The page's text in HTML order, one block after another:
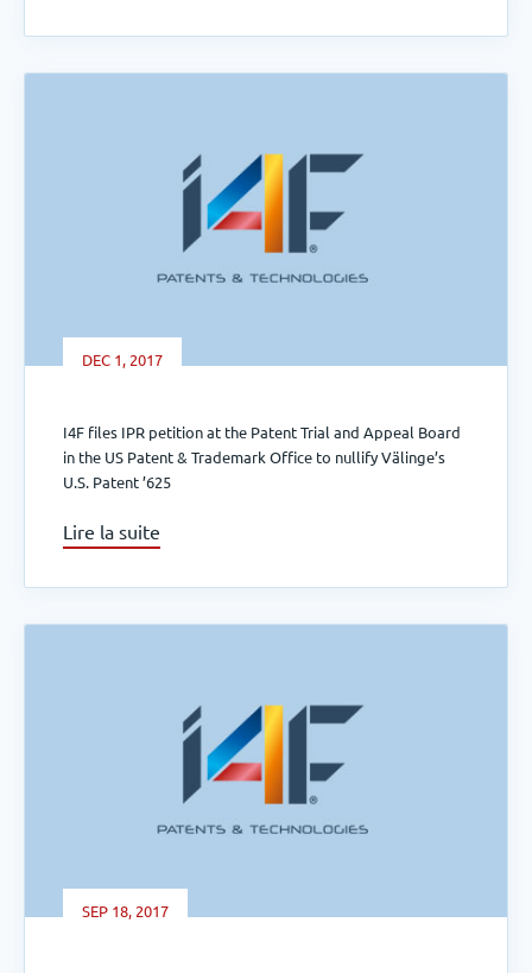
DEC 1, 2017
I4F files IPR petition at the Patent Trial and Appeal Board
in the US Patent & Trademark Office to nullify Välinge’s
U.S. Patent ’625
Lire la suite
SEP 18, 2017